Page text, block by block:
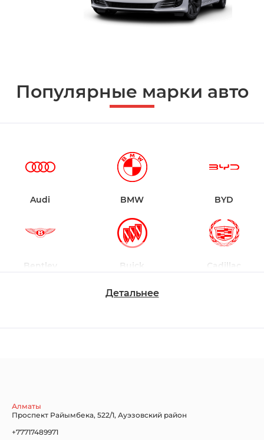
Популярные марки авто
Audi BMW BYD
Bentley Buick Cadillac
Детальнее
Алматы
Проспект Райымбека, 522/1, Ауэзовский район
+77717489971